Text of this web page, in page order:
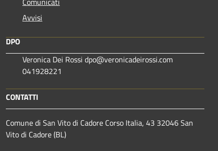
Avvisi
DPO
Veronica Dei Rossi dpo@veronicadeirossi.com
041928221
CONTATTI
Comune di San Vito di Cadore Corso Italia, 43 32046 San
Vito di Cadore (BL)